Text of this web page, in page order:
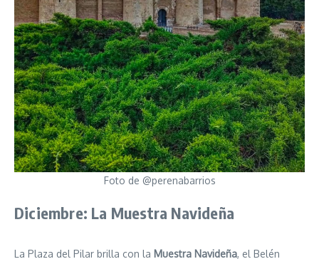
Foto de @perenabarrios
Diciembre: La Muestra Navideña
La Plaza del Pilar brilla con la Muestra Navideña, el Belén